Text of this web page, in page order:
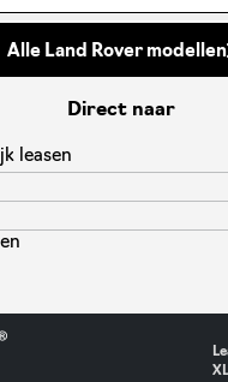
Alle Land Rover modellen
Direct naar
leasen